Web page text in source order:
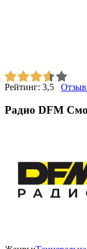
Рейтинг: 3,5
Радио DFM